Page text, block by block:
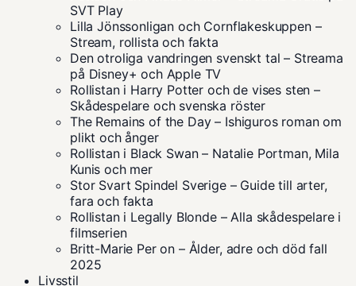
SVT Play
Lilla Jönssonligan och Cornflakeskuppen –
Stream, rollista och fakta
Den otroliga vandringen svenskt tal – Streama
på Disney+ och Apple TV
Rollistan i Harry Potter och de vises sten –
Skådespelare och svenska röster
The Remains of the Day – Ishiguros roman om
plikt och ånger
Rollistan i Black Swan – Natalie Portman, Mila
Kunis och mer
Stor Svart Spindel Sverige – Guide till arter,
fara och fakta
Rollistan i Legally Blonde – Alla skådespelare i
filmserien
Britt-Marie Per on – Ålder, adre och död fall
2025
Livsstil